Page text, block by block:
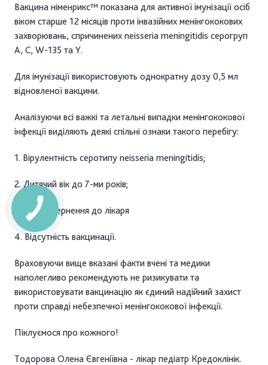
Вакцина німенрикс™ показана для активної імунізації осіб
віком старше 12 місяців проти інвазійних менінгококових
захворювань, спричинених neisseria meningitidis серогруп
A, C, W-135 та Y.
Для імунізації використовують однократну дозу 0,5 мл
відновленої вакцини.
Аналізуючи всі важкі та летальні випадки менінгококової
інфекції виділяють деякі спільні ознаки такого перебігу:
1. Вірулентність серотипу neisseria meningitidis;
2. Дитячий вік до 7-ми років;
3. Пізнє звернення до лікаря
4. Відсутність вакцинації.
Враховуючи вище вказані факти вчені та медики
наполегливо рекомендують не ризикувати та
використовувати вакцинацію як єдиний надійний захист
проти справді небезпечної менінгококової інфекції.
Піклуємося про кожного!
Тодорова Олена Євгеніївна - лікар педіатр Кредоклінік.